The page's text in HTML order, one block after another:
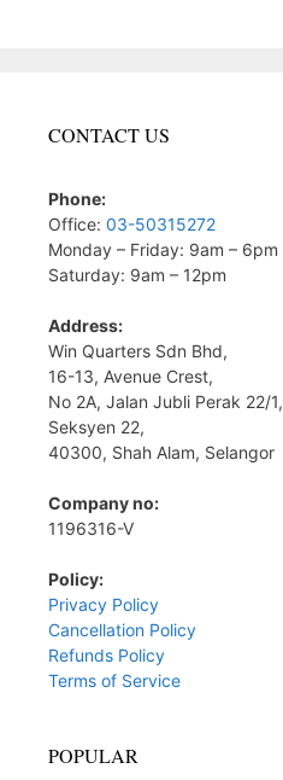
CONTACT US
Phone:
Office: 03-50315272
Monday – Friday: 9am – 6pm
Saturday: 9am – 12pm
Address:
Win Quarters Sdn Bhd,
16-13, Avenue Crest,
No 2A, Jalan Jubli Perak 22/1,
Seksyen 22,
40300, Shah Alam, Selangor
Company no:
1196316-V
Policy:
Privacy Policy
Cancellation Policy
Refunds Policy
Terms of Service
POPULAR